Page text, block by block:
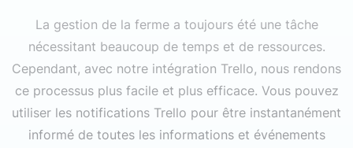
La gestion de la ferme a toujours été une tâche
nécessitant beaucoup de temps et de ressources.
Cependant, avec notre intégration Trello, nous rendons
ce processus plus facile et plus efficace. Vous pouvez
utiliser les notifications Trello pour être instantanément
informé de toutes les informations et événements